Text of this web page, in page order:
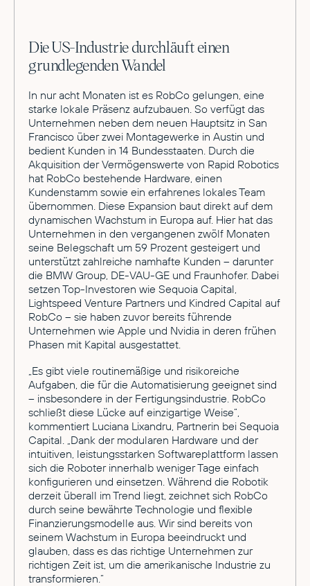
Die US-Industrie durchläuft einen
grundlegenden Wandel
In nur acht Monaten ist es RobCo gelungen, eine
starke lokale Präsenz aufzubauen. So verfügt das
Unternehmen neben dem neuen Hauptsitz in San
Francisco über zwei Montagewerke in Austin und
bedient Kunden in 14 Bundesstaaten. Durch die
Akquisition der Vermögenswerte von Rapid Robotics
hat RobCo bestehende Hardware, einen
Kundenstamm sowie ein erfahrenes lokales Team
übernommen. Diese Expansion baut direkt auf dem
dynamischen Wachstum in Europa auf. Hier hat das
Unternehmen in den vergangenen zwölf Monaten
seine Belegschaft um 59 Prozent gesteigert und
unterstützt zahlreiche namhafte Kunden – darunter
die BMW Group, DE-VAU-GE und Fraunhofer. Dabei
setzen Top-Investoren wie Sequoia Capital,
Lightspeed Venture Partners und Kindred Capital auf
RobCo – sie haben zuvor bereits führende
Unternehmen wie Apple und Nvidia in deren frühen
Phasen mit Kapital ausgestattet.
„Es gibt viele routinemäßige und risikoreiche
Aufgaben, die für die Automatisierung geeignet sind
– insbesondere in der Fertigungsindustrie. RobCo
schließt diese Lücke auf einzigartige Weise“,
kommentiert Luciana Lixandru, Partnerin bei Sequoia
Capital. „Dank der modularen Hardware und der
intuitiven, leistungsstarken Softwareplattform lassen
sich die Roboter innerhalb weniger Tage einfach
konfigurieren und einsetzen. Während die Robotik
derzeit überall im Trend liegt, zeichnet sich RobCo
durch seine bewährte Technologie und flexible
Finanzierungsmodelle aus. Wir sind bereits von
seinem Wachstum in Europa beeindruckt und
glauben, dass es das richtige Unternehmen zur
richtigen Zeit ist, um die amerikanische Industrie zu
transformieren.“